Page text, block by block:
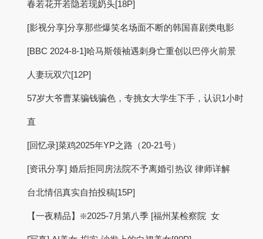
春若花开若隐若现奶头[18P]
[影视分享]分享那些爆笑名场面不断的韩国喜剧类电影
[BBC 2024-8-1]哈马斯领袖遇刺身亡重创以巴停火前景
人妻玩双穴[12P]
57岁大爷曹某骗钱骗色，专挑女大学生下手，认识1小时
直
[回忆录]菜鸡2025年YP之路（20-21号）
[资讯分享] 婚后拒同房法院不予离婚引热议 律师详解
台北情侣真实自拍投稿[15P]
【一夜精品】❇️2025-7月第八季 [福州某检察院 女